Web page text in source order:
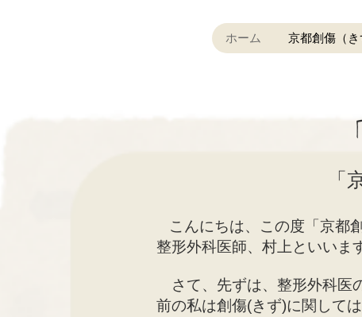
ホーム 京都創傷（
「
こんにちは、この度「京都
整形外科医師、村上といいま
さて、先ずは、整形外科医
前の私は創傷(きず)に関して